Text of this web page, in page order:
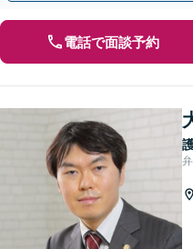
電話で面談予約